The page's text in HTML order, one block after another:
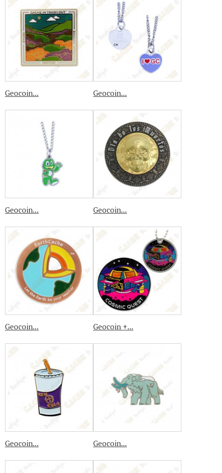
Geocoin... Geocoin...
Geocoin... Geocoin...
Geocoin... Geocoin +...
Geocoin... Geocoin...